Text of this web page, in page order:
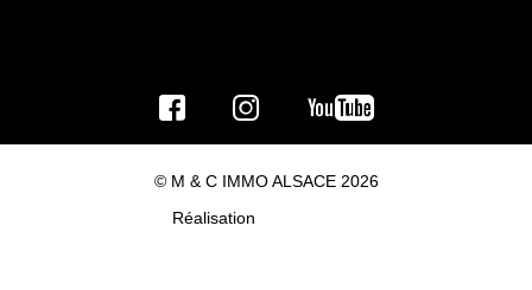
© M & C IMMO ALSACE 2026
Réalisation